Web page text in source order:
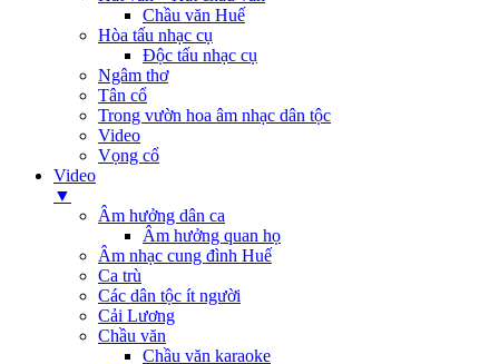
Chầu văn Huế
Hòa tấu nhạc cụ
Độc tấu nhạc cụ
Ngâm thơ
Tân cổ
Trong vườn hoa âm nhạc dân tộc
Video
Vọng cổ
Video
▼
Âm hưởng dân ca
Âm hưởng quan họ
Âm nhạc cung đình Huế
Ca trù
Các dân tộc ít người
Cải Lương
Chầu văn
Chầu văn karaoke